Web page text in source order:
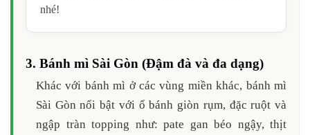
nhé!
3. Bánh mì Sài Gòn (Đậm đà và đa dạng)
Khác với bánh mì ở các vùng miền khác, bánh mì
Sài Gòn nổi bật với ổ bánh giòn rụm, đặc ruột và
ngập tràn topping như: pate gan béo ngậy, thịt